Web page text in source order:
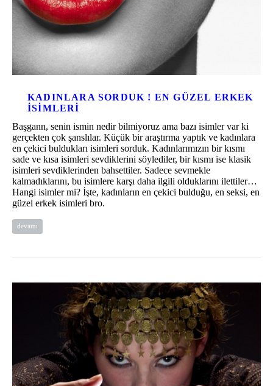
KADINLARA SORDUK ! EN GÜZEL ERKEK
ISIMLERI
Başgann, senin ismin nedir bilmiyoruz ama bazı isimler var ki
gerçekten çok şanslılar. Küçük bir araştırma yaptık ve kadınlara
en çekici buldukları isimleri sorduk. Kadınlarımızın bir kısmı
sade ve kısa isimleri sevdiklerini söylediler, bir kısmı ise klasik
isimleri sevdiklerinden bahsettiler. Sadece sevmekle
kalmadıklarını, bu isimlere karşı daha ilgili olduklarını ilettiler…
Hangi isimler mi? İşte, kadınların en çekici bulduğu, en seksi, en
güzel erkek isimleri bro.
devamı